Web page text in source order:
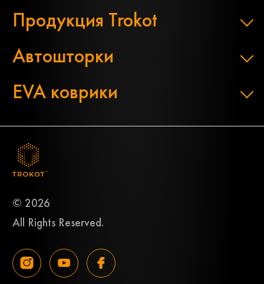
Продукция Trokot
Автошторки
EVA коврики
© 2026
All Rights Reserved.